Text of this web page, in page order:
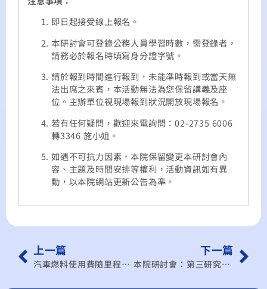
即日起接受線上報名。
本研討會可登錄公務人員學習時數，需登錄者，
請務必於報名時填寫身分證字號。
請於報到時間進行報到，未能準時報到或當天無
法出席之來賓，本活動無法為您保留講義及座
位。主辦單位視現場報到狀況開放現場報名。
若有任何疑問，歡迎來電詢問：02-2735 6006
轉3346 施小姐。
如遇不可抗力因素，本院保留變更本研討會內
容、主題及時間安排等權利，活動資訊如有異
動，以本院網站更新公告為準。
上一篇
汽車燃料使用費隨里程徵收之可行性研究-社會溝通工作坊邀請函
下一篇
本院研討會：第三研究所學術研討會